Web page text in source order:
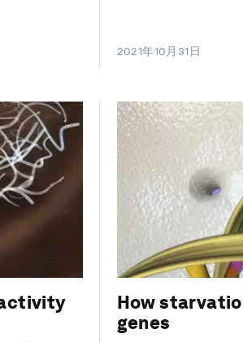
2021年10月31日
How
genes